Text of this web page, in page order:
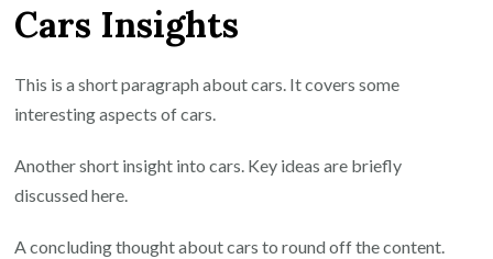
Cars Insights
This is a short paragraph about cars. It covers some
interesting aspects of cars.
Another short insight into cars. Key ideas are briefly
discussed here.
A concluding thought about cars to round off the content.